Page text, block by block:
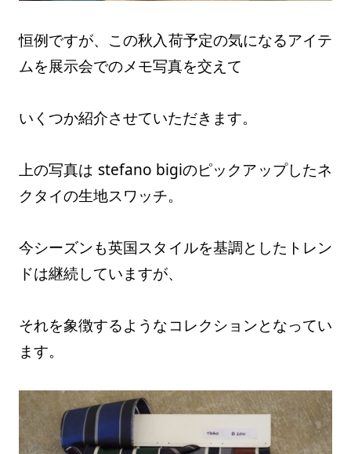
恒例ですが、この秋入荷予定の気になるアイテ
ムを展示会でのメモ写真を交えて
いくつか紹介させていただきます。
上の写真は stefano bigiのピックアップしたネ
クタイの生地スワッチ。
今シーズンも英国スタイルを基調としたトレン
ドは継続していますが、
それを象徴するようなコレクションとなってい
ます。